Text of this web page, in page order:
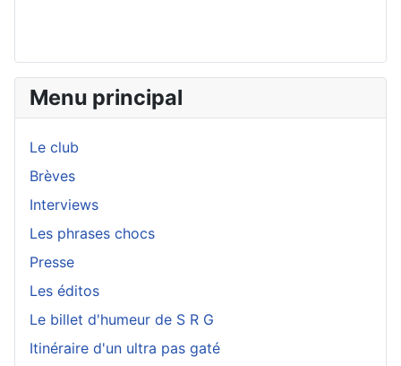
Menu principal
Le club
Brèves
Interviews
Les phrases chocs
Presse
Les éditos
Le billet d'humeur de S R G
Itinéraire d'un ultra pas gaté